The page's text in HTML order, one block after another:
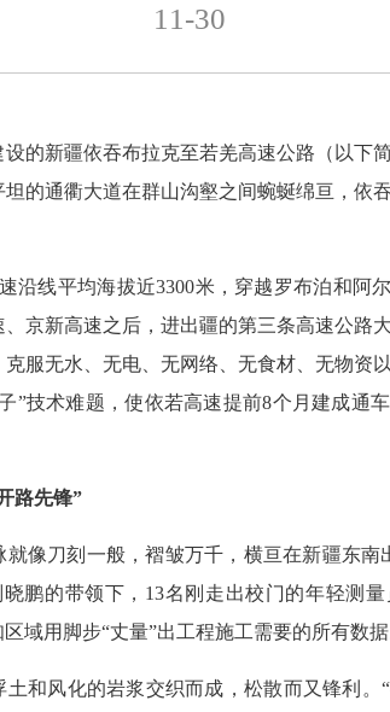
11-30
的新疆依吞布拉克至若羌高速公路（以下
的通衢大道在群山沟壑之间蜿蜒绵亘，依
沿线平均海拔近3300米，穿越罗布泊和阿
京新高速之后，进出疆的第三条高速公路
服无水、无电、无网络、无食材、无物资
”技术难题，使依若高速提前8个月建成通
路先锋”
像刀刻一般，褶皱万千，横亘在新疆东南
鹏的带领下，13名刚走出校门的年轻测
域用脚步“丈量”出工程施工需要的所有数据
和风化的岩浆交织而成，松散而又锋利。